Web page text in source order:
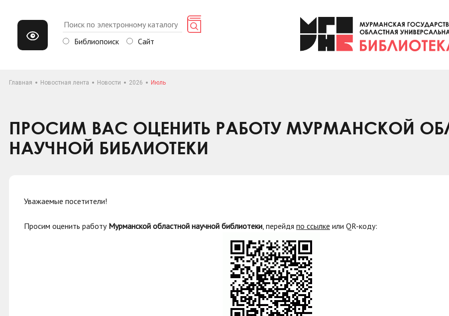
Библиопоиск Сайт
Главная Новостная лента Новости 2026 Июль
ПРОСИМ ВАС ОЦЕНИТЬ РАБОТУ МУРМАНСКОЙ
НАУЧНОЙ БИБЛИОТЕКИ
Уважаемые посетители!
Просим оценить работу Мурманской областной научной библиотеки, перейдя по ссылке или QR-коду: